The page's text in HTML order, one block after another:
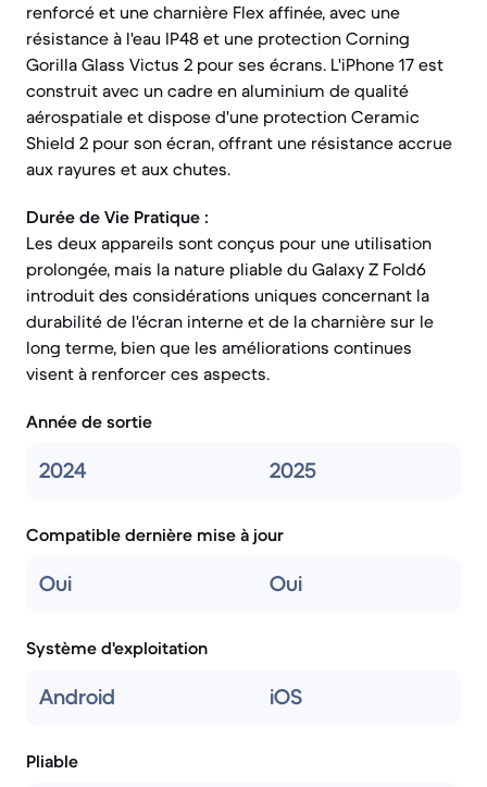
renforcé et une charnière Flex affinée, avec une
résistance à l'eau IP48 et une protection Corning
Gorilla Glass Victus 2 pour ses écrans. L'iPhone 17 est
construit avec un cadre en aluminium de qualité
aérospatiale et dispose d'une protection Ceramic
Shield 2 pour son écran, offrant une résistance accrue
aux rayures et aux chutes.
Durée de Vie Pratique :
Les deux appareils sont conçus pour une utilisation
prolongée, mais la nature pliable du Galaxy Z Fold6
introduit des considérations uniques concernant la
durabilité de l'écran interne et de la charnière sur le
long terme, bien que les améliorations continues
visent à renforcer ces aspects.
Année de sortie
2024 2025
Compatible dernière mise à jour
Oui Oui
Système d'exploitation
Android iOS
Pliable